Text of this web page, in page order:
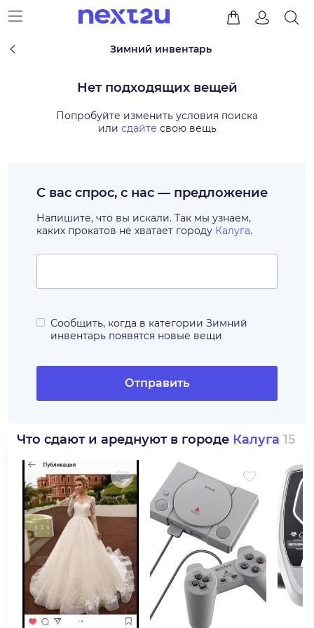
Зимний инвентарь
Нет подходящих вещей
Попробуйте изменить условия поиска
или сдайте свою вещь
С вас спрос, с нас — предложение
Напишите, что вы искали. Так мы узнаем,
каких прокатов не хватает городу Калуга.
Сообщить, когда в категории Зимний
инвентарь появятся новые вещи
Отправить
Что сдают и ареднуют в городе Калуга 15